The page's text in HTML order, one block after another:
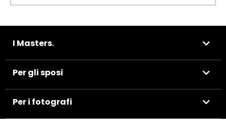
I Masters.
Per gli sposi
Per i fotografi